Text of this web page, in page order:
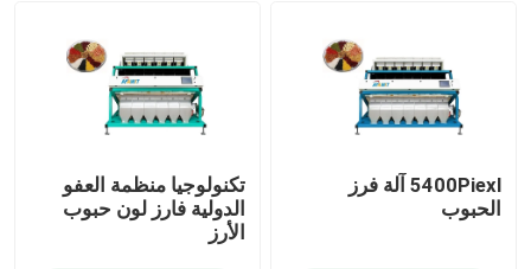
5400Piexl آلة فرز
الحبوب
تكنولوجيا منظمة العفو
الدولية فارز لون حبوب
الأرز